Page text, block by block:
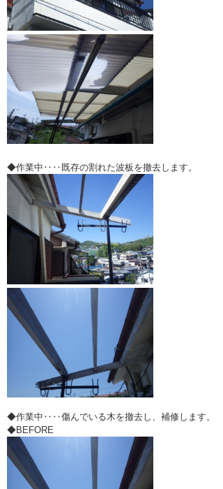
◆作業中‥‥既存の割れた波板を撤去します。
◆作業中‥‥傷んでいる木を撤去し、補修します。
◆BEFORE